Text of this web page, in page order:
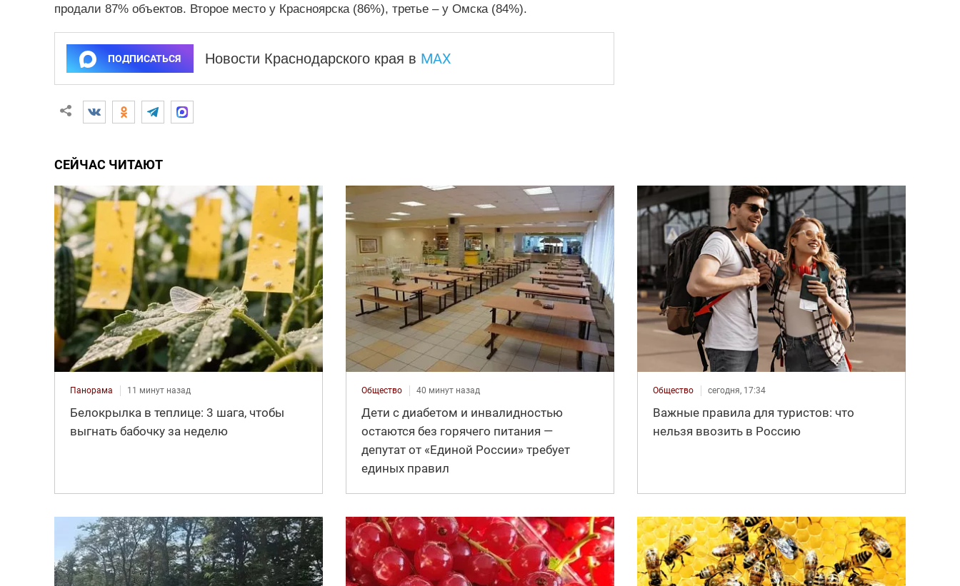
продали 87% объектов. Второе место у Красноярска (86%), третье – у Омска (84%).
ПОДПИСАТЬСЯ Новости Краснодарского края в MAX
СЕЙЧАС ЧИТАЮТ
Панорама 11 минут назад
Белокрылка в теплице: 3 шага, чтобы
выгнать бабочку за неделю
Общество 40 минут назад
Дети с диабетом и инвалидностью
остаются без горячего питания —
депутат от «Единой России» требует
единых правил
Общество сегодня, 17:34
Важные правила для туристов: что
нельзя ввозить в Россию